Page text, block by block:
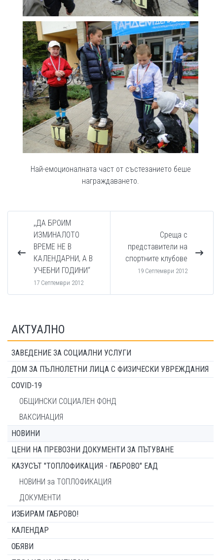
Най-емоционалната част от състезанието беше
награждаването.
„ДА БРОИМ
ИЗМИНАЛОТО
ВРЕМЕ НЕ В
КАЛЕНДАРНИ, А В
УЧЕБНИ ГОДИНИ“
17 Септември 2012
Среща с
представители на
спортните клубове
19 Септември 2012
АКТУАЛНО
ЗАВЕДЕНИЕ ЗА СОЦИАЛНИ УСЛУГИ
ДОМ ЗА ПЪЛНОЛЕТНИ ЛИЦА С ФИЗИЧЕСКИ УВРЕЖДАНИЯ
COVID-19
ОБЩИНСКИ СОЦИАЛЕН ФОНД
ВАКСИНАЦИЯ
НОВИНИ
ЦЕНИ НА ПРЕВОЗНИ ДОКУМЕНТИ ЗА ПЪТУВАНЕ
КАЗУСЪТ "ТОПЛОФИКАЦИЯ - ГАБРОВО" ЕАД
НОВИНИ за ТОПЛОФИКАЦИЯ
ДОКУМЕНТИ
ИЗБИРАМ ГАБРОВО!
КАЛЕНДАР
ОБЯВИ